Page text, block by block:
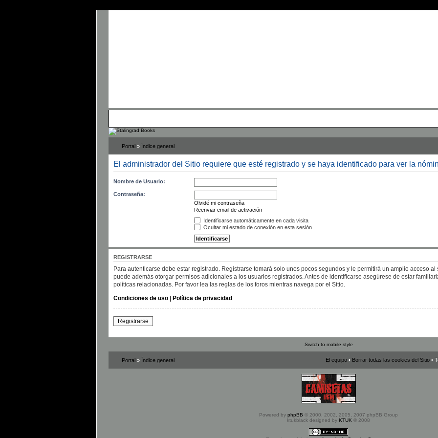
Portal » Índice general
El administrador del Sitio requiere que esté registrado y se haya identificado para ver la
Nombre de Usuario:
Contraseña:
Olvidé mi contraseña
Reenviar email de activación
Identificarse automáticamente en cada visita
Ocultar mi estado de conexión en esta sesión
REGISTRARSE
Para autenticarse debe estar registrado. Registrarse tomará solo unos pocos segundos y le permitirá un amplio acceso
puede además otorgar permisos adicionales a los usuarios registrados. Antes de identificarse asegúrese de estar
políticas relacionadas. Por favor lea las reglas de los foros mientras navega por el Sitio.
Condiciones de uso | Política de privacidad
Registrarse
Switch to mobile style
Portal » Índice general El equipo • Borrar todas las cookies del Sitio •
Powered by phpBB © 2000, 2002, 2005, 2007 phpBB Group
ktukblack designed by KTUK © 2008